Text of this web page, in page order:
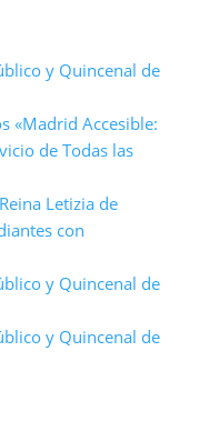
y Quincenal de
«Madrid Accesible:
de Todas las
Letizia de
con
y Quincenal de
y Quincenal de